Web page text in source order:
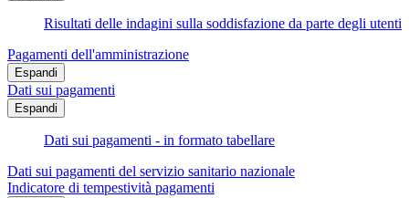
Risultati delle indagini sulla soddisfazione da parte degli utenti
Pagamenti dell'amministrazione
Espandi
Dati sui pagamenti
Espandi
Dati sui pagamenti - in formato tabellare
Dati sui pagamenti del servizio sanitario nazionale
Indicatore di tempestività pagamenti